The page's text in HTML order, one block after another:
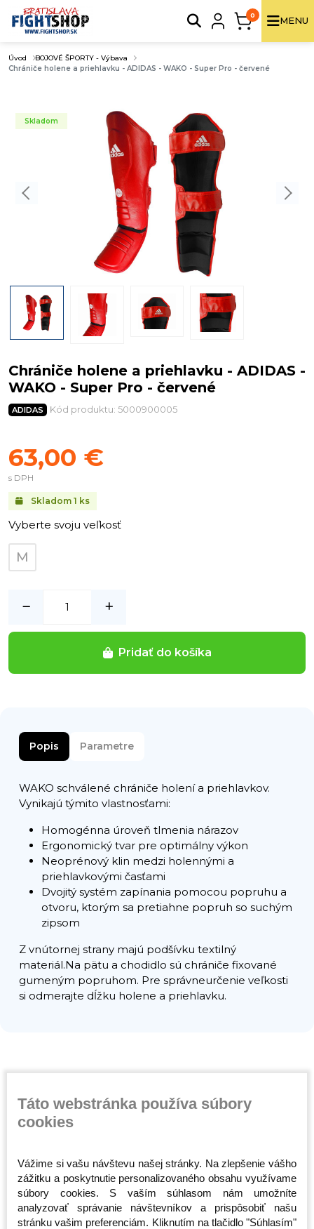
0
MENU
Úvod
BOJOVÉ ŠPORTY - Výbava
Chrániče holene a priehlavku - ADIDAS - WAKO - Super Pro - červené
Skladom
Chrániče holene a priehlavku - ADIDAS -
WAKO - Super Pro - červené
ADIDAS Kód produktu: 5000900005
Skladom 1 ks
63,00 €
s DPH
Vyberte svoju veľkosť
M
Pridať do košíka
Popis Parametre
WAKO schválené chrániče holení a priehlavkov.
Vynikajú týmito vlastnosťami:
Homogénna úroveň tlmenia nárazov
Ergonomický tvar pre optimálny výkon
Neoprénový klin medzi holennými a
priehlavkovými časťami
Dvojitý systém zapínania pomocou popruhu a
otvoru, ktorým sa pretiahne popruh so suchým
zipsom
Z vnútornej strany majú podšívku textilný
materiál.Na pätu a chodidlo sú chrániče fixované
gumeným popruhom. Pre správneurčenie veľkosti
si odmerajte dĺžku holene a priehlavku.
Táto webstránka používa súbory
cookies
Vážime si vašu návštevu našej stránky. Na zlepšenie vášho
zážitku a poskytnutie personalizovaného obsahu využívame
súbory cookies. S vaším súhlasom nám umožníte
analyzovať správanie návštevníkov a prispôsobiť našu
stránku vašim preferenciám. Kliknutím na tlačidlo "Súhlasím"